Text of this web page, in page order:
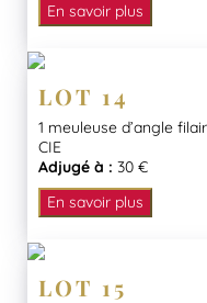
En savoir plus
LOT 14
1 meuleuse d’angle
CIE
Adjugé à : 30 €
En savoir plus
LOT 15